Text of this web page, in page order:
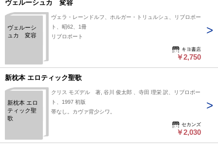
ヴェルーシュカ 変容
ヴェルーシ
ュカ 変容
ヴェラ・レーンドルフ、ホルガー・トリュルシュ、リブロポー
ト、昭62、1冊
リブロポート
キヨ書店
￥2,750
新枕本 エロティック聖歌
新枕本 エロ
ティック聖
歌
クリス モズデル 著, 谷川 俊太郎 、寺田 理栄 訳、リブロポー
ト、1997 初版
帯なし。カヴァ背少シワ。
セカンズ
￥2,030